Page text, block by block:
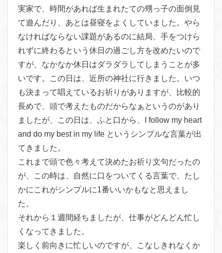
実家で、時間があれば生まれたての甥っ子の面倒見
て遊んだり、あとは昼寝をよくしていました。やら
なければならない課題があるのに結局、手をつけら
れずに終わるという休日の過ごし方を改めたいので
すが、なかなか休日はダラダラしてしまうことが多
いです。この日は、近所の神社に行きました。いつ
も決まって唱えているお祈りがありますが、比較的
長めで、頭で考えたものだからなぁというのがあり
ましたが、この日は、ふと口から、I follow my heart
and do my best in my life というシンプルな言葉が出
てきました。
これまで頭で色々考えて決めたお祈り文句だったの
が、この時は、自然に口をついてくる言葉で、たし
かにこれがシンプルに1番いいかもなと思えまし
た。
それから１週間経ちましたが、仕事がどんどん忙し
くなってきました。
楽しく前向きに忙しいのですが、こなしきれなくか